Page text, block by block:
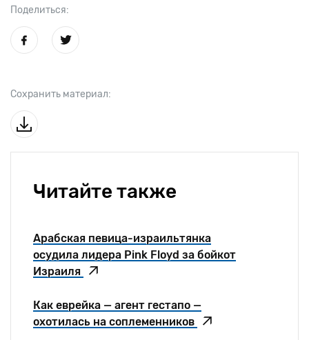
Поделиться:
Сохранить материал:
Читайте также
Арабская певица-израильтянка
осудила лидера Pink Floyd за бойкот
Израиля
Как еврейка — агент гестапо —
охотилась на соплеменников